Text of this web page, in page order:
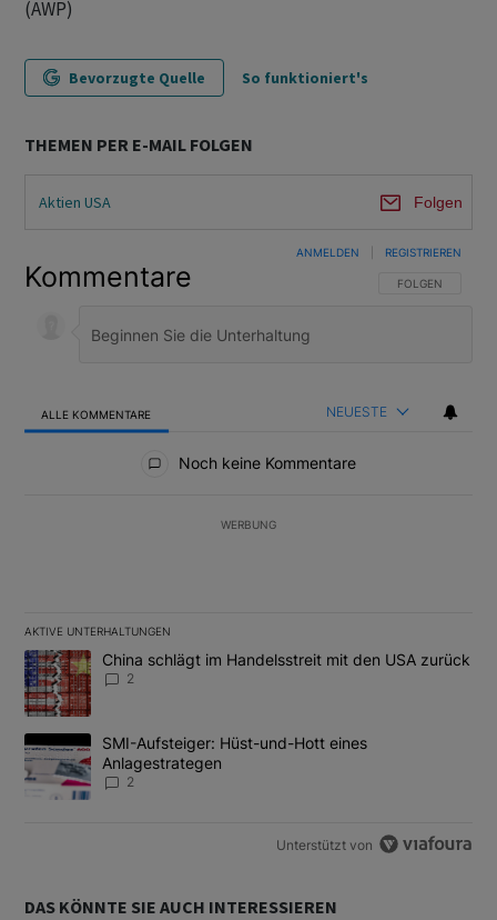
(AWP)
Bevorzugte Quelle So funktioniert's
THEMEN PER E-MAIL FOLGEN
Aktien USA Folgen
Kommentare FOLGE DIESER
FOLGEN
ANMELDEN REGISTRIEREN
ALLE KOMMENTARE NEUESTE
Noch keine Kommentare
WERBUNG
AKTIVE UNTERHALTUNGEN
Das Folgende ist eine Liste der am meisten kommentierten
Ein Trendartikel mit dem Titel "China schlägt im Handelsstreit
China schlägt im Handelsstreit mit den USA zurück
2
Ein Trendartikel mit dem Titel "SMI-Aufsteiger: Hüst-und-Hott
SMI-Aufsteiger: Hüst-und-Hott eines
Anlagestrategen
2
Unterstützt von
DAS KÖNNTE SIE AUCH INTERESSIEREN